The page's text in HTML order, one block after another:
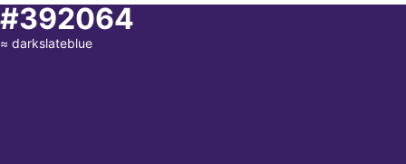
#392064
≈ darkslateblue